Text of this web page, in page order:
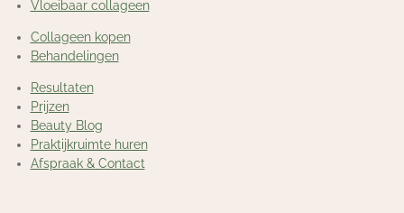
Vloeibaar collageen
Collageen kopen
Behandelingen
Resultaten
Prijzen
Beauty Blog
Praktijkruimte huren
Afspraak & Contact